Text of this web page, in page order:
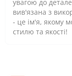
увагою до
вив'язана з
- це ім'я, якому
стилю та якості!